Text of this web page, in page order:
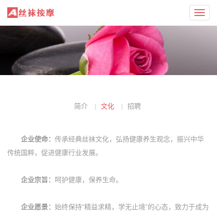
简介 文化 招聘
企业使命： 传承经典丝袜文化，弘扬健康养生观念，振兴中华
传统国粹，促进健康行业发展。
企业宗旨： 呵护健康，保养生命。
企业愿景： 始终保持“精益求精，学无止境”的心态，致力于成为